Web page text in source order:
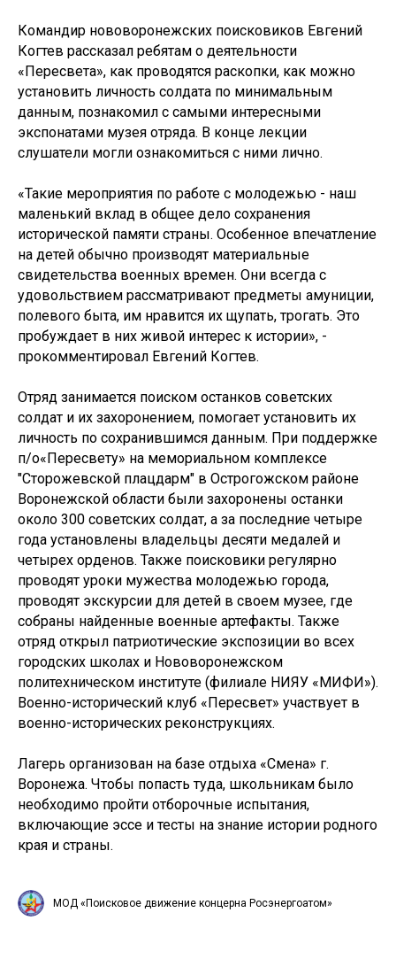
Командир нововоронежских поисковиков Евгений
Когтев рассказал ребятам о деятельности
«Пересвета», как проводятся раскопки, как можно
установить личность солдата по минимальным
данным, познакомил с самыми интересными
экспонатами музея отряда. В конце лекции
слушатели могли ознакомиться с ними лично.
«Такие мероприятия по работе с молодежью - наш
маленький вклад в общее дело сохранения
исторической памяти страны. Особенное впечатление
на детей обычно производят материальные
свидетельства военных времен. Они всегда с
удовольствием рассматривают предметы амуниции,
полевого быта, им нравится их щупать, трогать. Это
пробуждает в них живой интерес к истории», -
прокомментировал Евгений Когтев.
Отряд занимается поиском останков советских
солдат и их захоронением, помогает установить их
личность по сохранившимся данным. При поддержке
п/о«Пересвету» на мемориальном комплексе
"Сторожевской плацдарм" в Острогожском районе
Воронежской области были захоронены останки
около 300 советских солдат, а за последние четыре
года установлены владельцы десяти медалей и
четырех орденов. Также поисковики регулярно
проводят уроки мужества молодежью города,
проводят экскурсии для детей в своем музее, где
собраны найденные военные артефакты. Также
отряд открыл патриотические экспозиции во всех
городских школах и Нововоронежском
политехническом институте (филиале НИЯУ «МИФИ»).
Военно-исторический клуб «Пересвет» участвует в
военно-исторических реконструкциях.
Лагерь организован на базе отдыха «Смена» г.
Воронежа. Чтобы попасть туда, школьникам было
необходимо пройти отборочные испытания,
включающие эссе и тесты на знание истории родного
края и страны.
МОД «Поисковое движение концерна Росэнергоатом»